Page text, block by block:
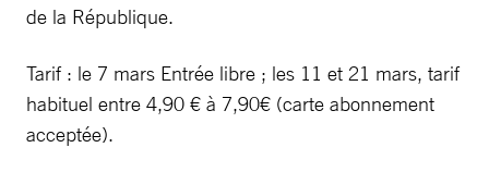
de la République.
Tarif : le 7 mars Entrée libre ; les 11 et 21 mars, tarif
habituel entre 4,90 € à 7,90€ (carte abonnement
acceptée).